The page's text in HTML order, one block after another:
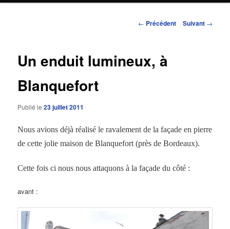
Navigation
← Précédent Suivant →
Un enduit lumineux, à
Blanquefort
Publié le23 juillet 2011
Nous avions déjà réalisé le ravalement de la façade en pierre
de cette jolie maison de Blanquefort (près de Bordeaux).
Cette fois ci nous nous attaquons à la façade du côté :
avant :